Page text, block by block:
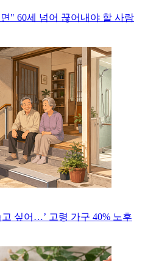
" 60세 넘어 끊어내야 할 사람
싶어…’ 고령 가구 40% 노후